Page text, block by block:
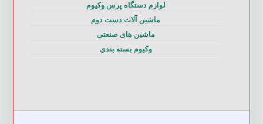
لوازم دستگاه پرس وکیوم
ماشین آلات دست دوم
ماشین های صنعتی
وکیوم بسته بندی